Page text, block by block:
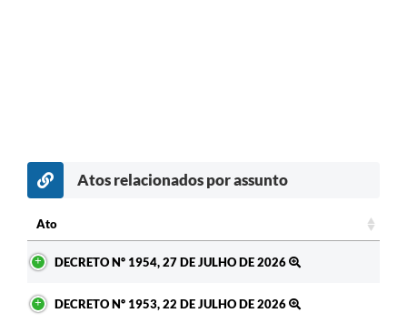
Atos relacionados por assunto
Ato
DECRETO Nº 1954, 27 DE JULHO DE 2026
DECRETO Nº 1953, 22 DE JULHO DE 2026